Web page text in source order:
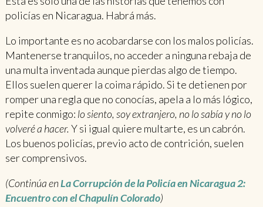
policías en Nicaragua. Habrá más.
Lo importante es no acobardarse con los malos policías.
Mantenerse tranquilos, no acceder a ninguna rebaja de
una multa inventada aunque pierdas algo de tiempo.
Ellos suelen querer la coima rápido. Si te detienen por
romper una regla que no conocías, apela a lo más lógico,
repite conmigo: lo siento, soy extranjero, no lo sabía y no lo
volveré a hacer. Y si igual quiere multarte, es un cabrón.
Los buenos policías, previo acto de contrición, suelen
ser comprensivos.
(Continúa enLa Corrupción de la Policía en Nicaragua 2:
Encuentro con el Chapulín Colorado)